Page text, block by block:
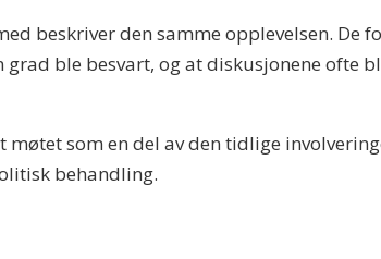
beskriver den samme opplevelsen.
ble besvart, og at diskusjonene ofte
som en del av den tidlige
behandling.